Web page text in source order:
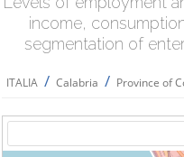
income,
segmentation of
ITALIA / Calabria / Province of